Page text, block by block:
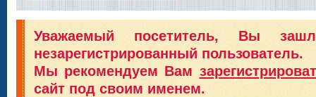
Уважаемый посетитель, Вы
незарегистрированный пользователь.
Мы рекомендуем Вам
сайт под своим именем.